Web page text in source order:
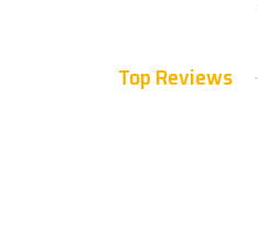
Top Reviews